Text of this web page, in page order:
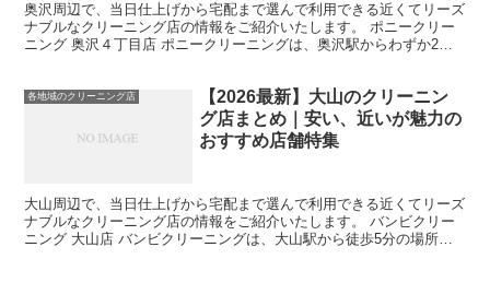
奥沢周辺で、当日仕上げから宅配まで選んで利用できる近くてリーズ
ナブルなクリーニング店の情報をご紹介いたします。 ポニークリー
ニング 奥沢４丁目店 ポニークリーニングは、奥沢駅からわずか2分
各地域のクリーニング店
【2026最新】大山のクリーニン
グ店まとめ｜安い、近いが魅力の
おすすめ店舗特集
大山周辺で、当日仕上げから宅配まで選んで利用できる近くてリーズ
ナブルなクリーニング店の情報をご紹介いたします。 バンビクリー
ニング 大山店 バンビクリーニングは、大山駅から徒歩5分の場所に